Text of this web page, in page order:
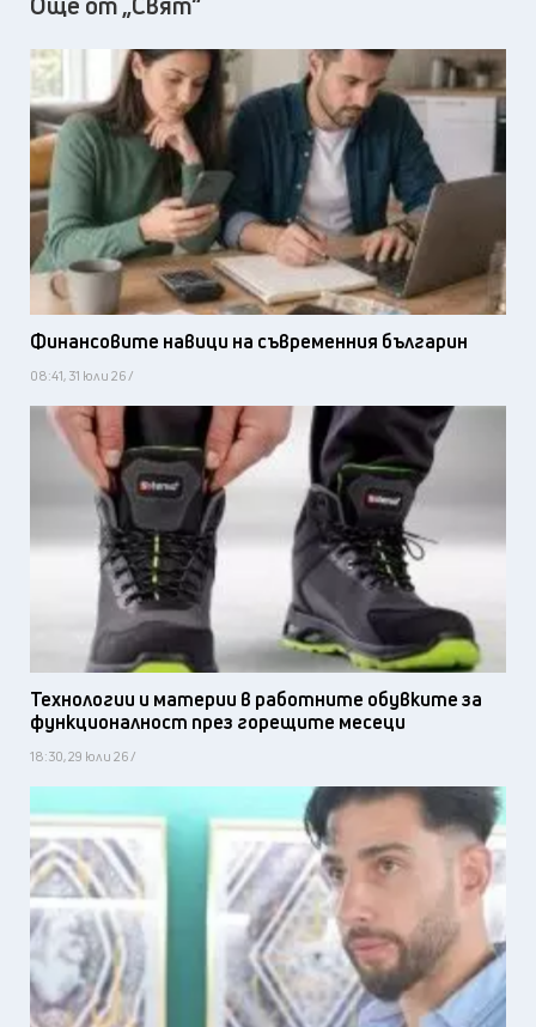
Финансовите навици на съвременния българин
08:41, 31 юли 26 /
Технологии и материи в работните обувките за
функционалност през горещите месеци
18:30, 29 юли 26 /